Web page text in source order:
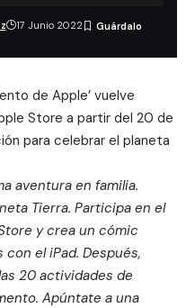
17 Junio 2022
de Apple’ vuelve
Store a partir del 20 de
para celebrar el planeta
aventura en familia.
Tierra. Participa en el
y crea un cómic
el iPad. Después,
20 actividades de
Apúntate a una